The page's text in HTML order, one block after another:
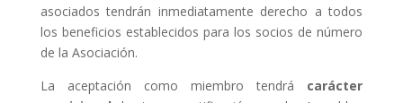
asociados tendrán inmediatamente derecho a todos
los beneficios establecidos para los socios de número
de la Asociación.
La aceptación como miembro tendrá carácter